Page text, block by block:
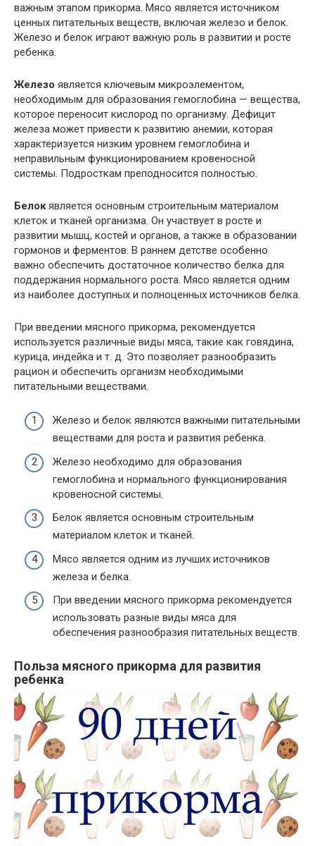
важным этапом прикорма. Мясо является источником
ценных питательных веществ, включая железо и белок.
Железо и белок играют важную роль в развитии и росте
ребенка.
Железо является ключевым микроэлементом,
необходимым для образования гемоглобина — вещества,
которое переносит кислород по организму. Дефицит
железа может привести к развитию анемии, которая
характеризуется низким уровнем гемоглобина и
неправильным функционированием кровеносной
системы. Подросткам преподносится полностью.
Белокявляется основным строительным материалом
клеток и тканей организма. Он участвует в росте и
развитии мышц, костей и органов, а также в образовании
гормонов и ферментов. В раннем детстве особенно
важно обеспечить достаточное количество белка для
поддержания нормального роста. Мясо является одним
из наиболее доступных и полноценных источников белка.
При введении мясного прикорма, рекомендуется
используется различные виды мяса, такие как говядина,
курица, индейка и т. д. Это позволяет разнообразить
рацион и обеспечить организм необходимыми
питательными веществами.
Железо и белок являются важными питательными
веществами для роста и развития ребенка.
Железо необходимо для образования
гемоглобина и нормального функционирования
кровеносной системы.
Белок является основным строительным
материалом клеток и тканей.
Мясо является одним из лучших источников
железа и белка.
При введении мясного прикорма рекомендуется
использовать разные виды мяса для
обеспечения разнообразия питательных веществ.
Польза мясного прикорма для развития
ребенка